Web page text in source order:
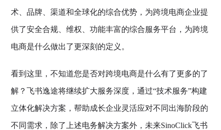
术、品牌、渠道和全球化的综合优势，为跨境电商企业提
供了安全合规、维权、功能丰富的综合服务平台，为跨境
电商是什么做出了更深刻的定义。
看到这里，不知道您是否对跨境电商是什么有了更多的了
解？飞书逸途将继续扩大服务深度，通过“技术服务”构建
立体化解决方案，帮助成长企业灵活应对不同出海阶段的
不同需求，除了上述电务解决方案外，未来SinoClick飞书